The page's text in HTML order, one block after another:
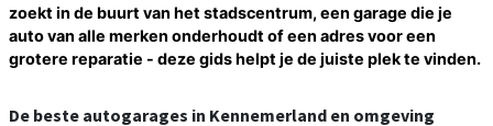
zoekt in de buurt van het stadscentrum, een garage die je
auto van alle merken onderhoudt of een adres voor een
grotere reparatie - deze gids helpt je de juiste plek te vinden.
De beste autogarages in Kennemerland en omgeving